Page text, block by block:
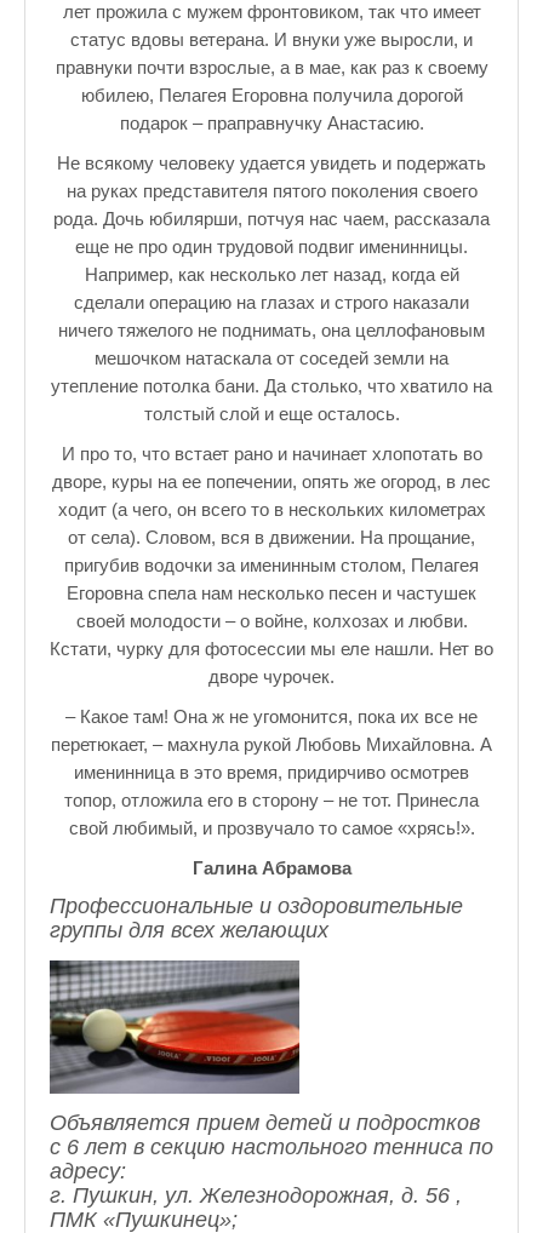
лет прожила с мужем фронтовиком, так что имеет
статус вдовы ветерана. И внуки уже выросли, и
правнуки почти взрослые, а в мае, как раз к своему
юбилею, Пелагея Егоровна получила дорогой
подарок – праправнучку Анастасию.
Не всякому человеку удается увидеть и подержать
на руках представителя пятого поколения своего
рода. Дочь юбилярши, потчуя нас чаем, рассказала
еще не про один трудовой подвиг именинницы.
Например, как несколько лет назад, когда ей
сделали операцию на глазах и строго наказали
ничего тяжелого не поднимать, она целлофановым
мешочком натаскала от соседей земли на
утепление потолка бани. Да столько, что хватило на
толстый слой и еще осталось.
И про то, что встает рано и начинает хлопотать во
дворе, куры на ее попечении, опять же огород, в лес
ходит (а чего, он всего то в нескольких километрах
от села). Словом, вся в движении. На прощание,
пригубив водочки за именинным столом, Пелагея
Егоровна спела нам несколько песен и частушек
своей молодости – о войне, колхозах и любви.
Кстати, чурку для фотосессии мы еле нашли. Нет во
дворе чурочек.
– Какое там! Она ж не угомонится, пока их все не
перетюкает, – махнула рукой Любовь Михайловна. А
именинница в это время, придирчиво осмотрев
топор, отложила его в сторону – не тот. Принесла
свой любимый, и прозвучало то самое «хрясь!».
Галина Абрамова
Профессиональные и оздоровительные
группы для всех желающих
Объявляется прием детей и подростков
с 6 лет в секцию настольного тенниса по
адресу:
г. Пушкин, ул. Железнодорожная, д. 56 ,
ПМК «Пушкинец»;